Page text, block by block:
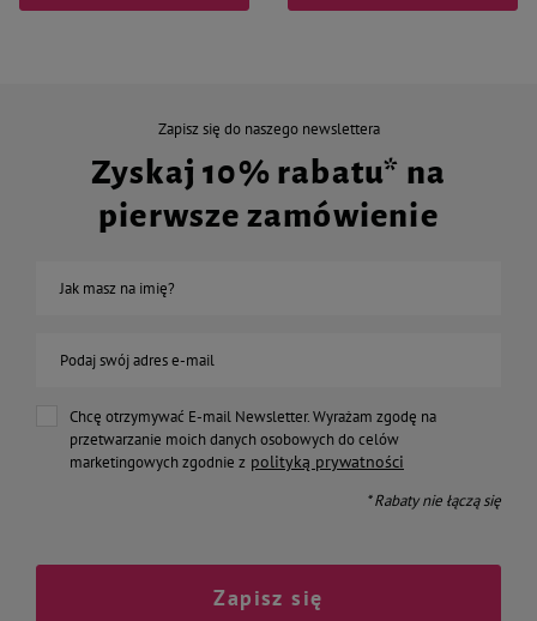
Zapisz się do naszego newslettera
Zyskaj 10% rabatu* na
pierwsze zamówienie
Jak masz na imię?
Podaj swój adres e-mail
Chcę otrzymywać E-mail Newsletter. Wyrażam zgodę na
przetwarzanie moich danych osobowych do celów
marketingowych zgodnie z polityką prywatności
* Rabaty nie łączą się
Zapisz się